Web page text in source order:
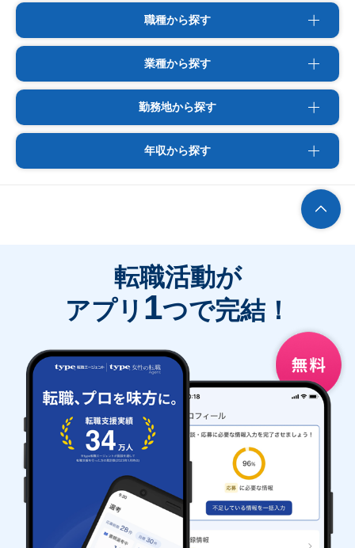
職種から探す
業種から探す
勤務地から探す
年収から探す
転職活動が
アプリ 1つで完結！